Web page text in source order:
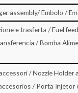
assembly/ Embolo /
e trasferta / Fuel
/ Bomba
/ Nozzle Holder
/ Porta Injetor